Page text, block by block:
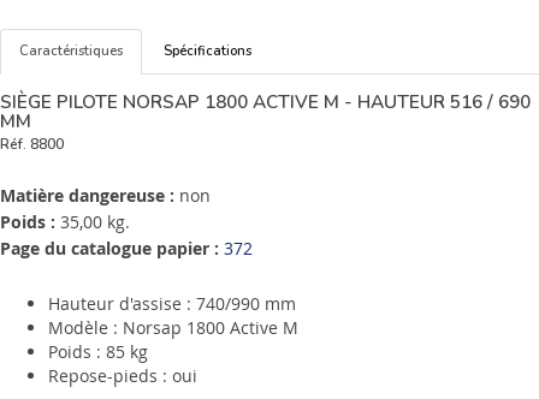
Caractéristiques Spécifications
SIÈGE PILOTE NORSAP 1800 ACTIVE M - HAUTEUR 516 / 690
MM
Réf. 8800
Matière dangereuse : non
Poids : 35,00 kg.
Page du catalogue papier : 372
Hauteur d'assise : 740/990 mm
Modèle : Norsap 1800 Active M
Poids : 85 kg
Repose-pieds : oui